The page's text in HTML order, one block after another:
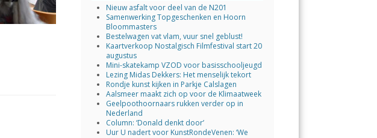
Nieuw asfalt voor deel van de N201
Samenwerking Topgeschenken en Hoorn
Bloommasters
Bestelwagen vat vlam, vuur snel geblust!
Kaartverkoop Nostalgisch Filmfestival start 20
augustus
Mini-skatekamp VZOD voor basisschooljeugd
Lezing Midas Dekkers: Het menselijk tekort
Rondje kunst kijken in Parkje Calslagen
Aalsmeer maakt zich op voor de Klimaatweek
Geelpoothoornaars rukken verder op in
Nederland
Column: ‘Donald denkt door’
Uur U nadert voor KunstRondeVenen: ‘We